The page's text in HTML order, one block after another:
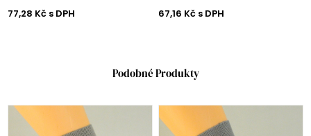
77,28 Kč s DPH
67,16 Kč s DPH
Podobné Produkty